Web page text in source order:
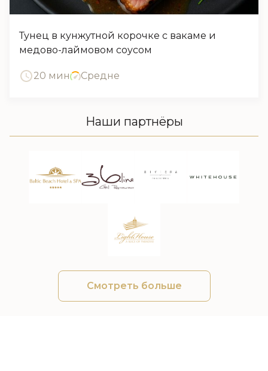
Тунец в кунжутной корочке с вакаме и
медово-лаймовом соусом
20 мин Средне
Наши партнёры
Смотреть больше